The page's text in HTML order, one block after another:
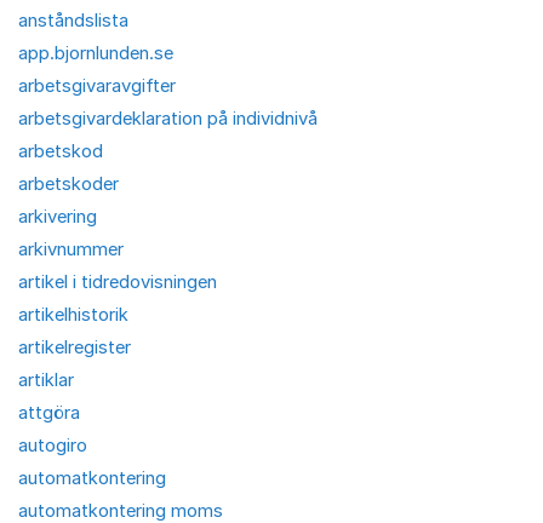
anståndslista
app.bjornlunden.se
arbetsgivaravgifter
arbetsgivardeklaration på individnivå
arbetskod
arbetskoder
arkivering
arkivnummer
artikel i tidredovisningen
artikelhistorik
artikelregister
artiklar
attgöra
autogiro
automatkontering
automatkontering moms